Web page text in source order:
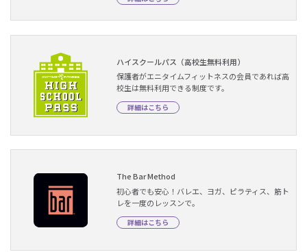
ハイスクールパス（高校生無料利用）
保護者がエニタイムフィットネスの会員であれば高
校生は無料利用できる制度です。
詳細はこちら
The Bar Method
初心者でも安心！バレエ、ヨガ、ピラティス、筋ト
レを一度のレッスンで。
詳細はこちら